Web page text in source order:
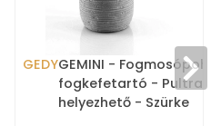
GEDYGEMINI -
fogkefetartó - Pultra
helyezhető - Szürke